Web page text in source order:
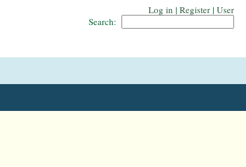
Log in | Register | User
Search: